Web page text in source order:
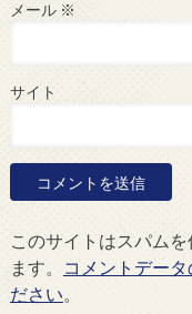
メール ※
サイト
このサイトはスパム
ます。
コメントデー
ださい。